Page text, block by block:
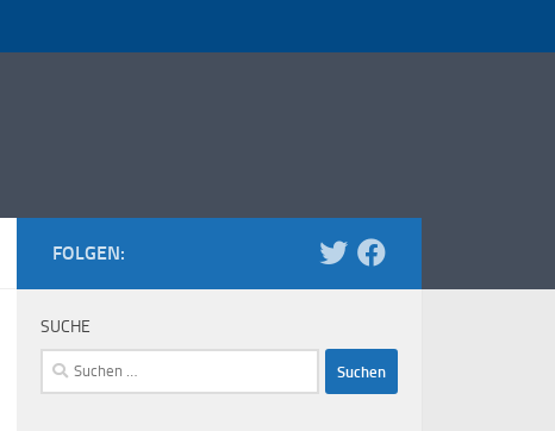
FOLGEN:
SUCHE
Suchen
nach: